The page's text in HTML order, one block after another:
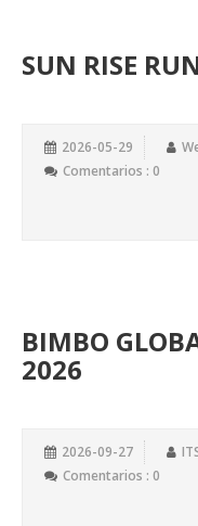
SUN RISE
2026-05-29
Comentarios : 0
BIMBO
2026
2026-09-27
Comentarios : 0